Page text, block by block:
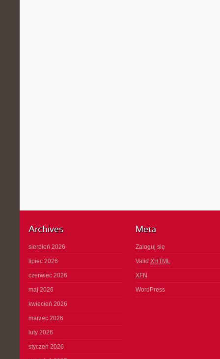
Archives
sierpień 2026
lipiec 2026
czerwiec 2026
maj 2026
kwiecień 2026
marzec 2026
luty 2026
styczeń 2026
Meta
Zaloguj się
Valid XHTML
XFN
WordPress